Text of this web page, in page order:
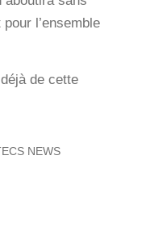
l’ensemble
de cette
NEWS